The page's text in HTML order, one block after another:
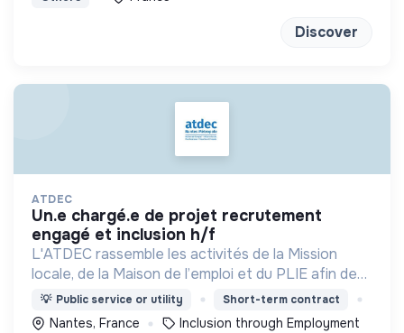
Discover
ATDEC
un.e chargé.e de projet recrutement
engagé et inclusion h/f
L'ATDEC rassemble les activités de la Mission
locale, de la Maison de l’emploi et du PLIE afin de
favoriser l’inclusion dans l’emploi. L'objectif étant
l’insertion sociale et professionnelle.
💡 Public service or utility Short-term contract
Nantes, France Inclusion through Employment